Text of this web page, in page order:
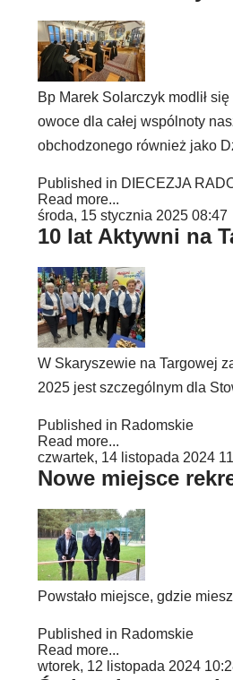
Bp Marek Solarczyk modlił
owoce dla całej wspólnoty
obchodzonego również jako
Published in DIECEZJA
Read more...
środa, 15 stycznia 2025 08:47
10 lat Aktywni na
W Skaryszewie na Targowej
2025 jest szczególnym dla
Published in Radomskie
Read more...
czwartek, 14 listopada 2024
Nowe miejsce
Powstało miejsce, gdzie
Published in Radomskie
Read more...
wtorek, 12 listopada 2024